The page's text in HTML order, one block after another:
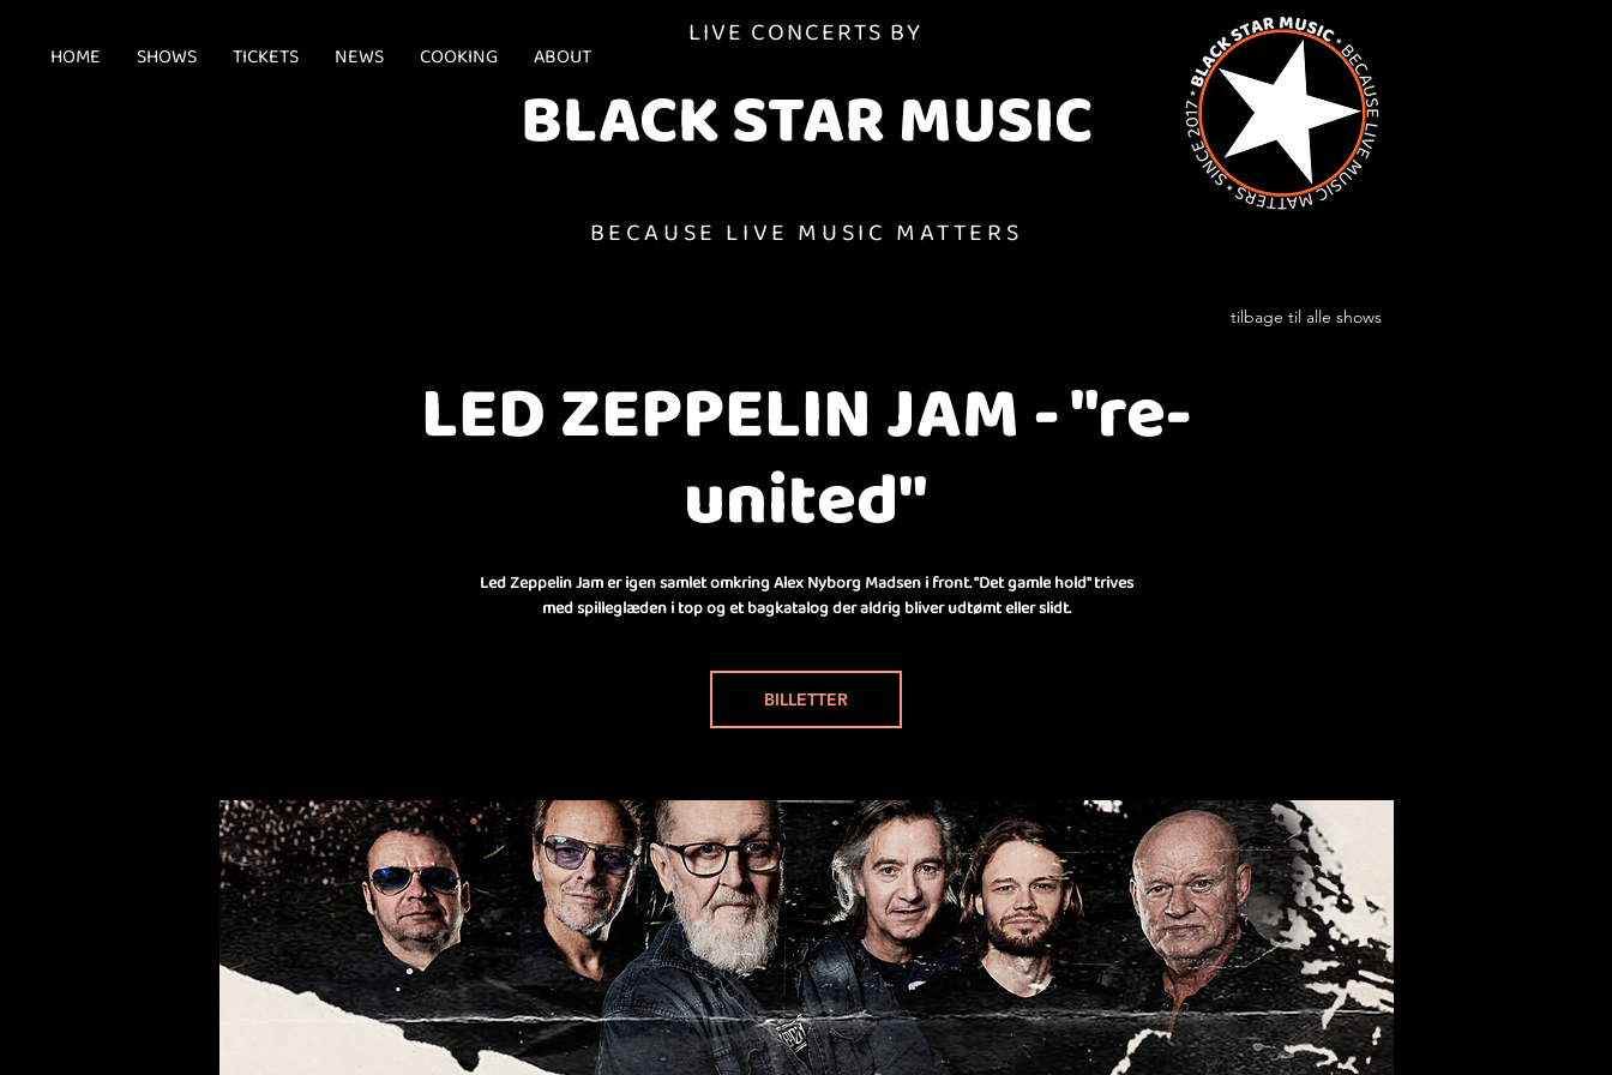
HOME SHOWS TICKETS NEWS COOKING ABOUT
LIVE CONCERTS BY
BLACK STAR MUSIC
BECAUSE LIVE MUSIC MATTERS
LED ZEPPELIN JAM - "re-
united"
Led Zeppelin Jam er igen samlet omkring Alex Nyborg Madsen i front. "Det gamle hold" trives
med spilleglæden i top og et bagkatalog der aldrig bliver udtømt eller slidt.
BILLETTER
tilbage til alle shows